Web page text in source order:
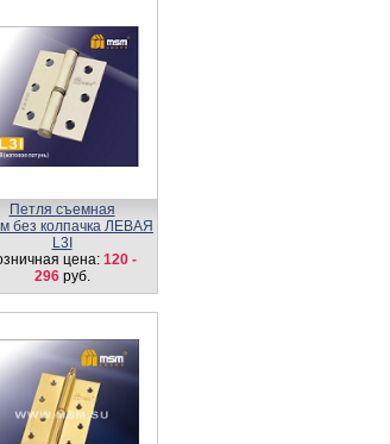
Петля съемная
без колпачка ЛЕВАЯ
L3I
цена: 120 -
296руб.